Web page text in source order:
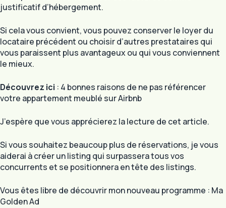
justificatif d’hébergement.
Si cela vous convient, vous pouvez conserver le loyer du
locataire précédent ou choisir d’autres prestataires qui
vous paraissent plus avantageux ou qui vous conviennent
le mieux.
Découvrez ici : 4 bonnes raisons de ne pas référencer
votre appartement meublé sur Airbnb
J’espère que vous apprécierez la lecture de cet article.
Si vous souhaitez beaucoup plus de réservations, je vous
aiderai à créer un listing qui surpassera tous vos
concurrents et se positionnera en tête des listings.
Vous êtes libre de découvrir mon nouveau programme : Ma
Golden Ad